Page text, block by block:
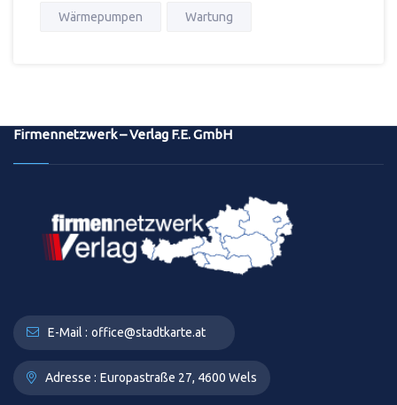
Wärmepumpen Wartung
Firmennetzwerk – Verlag F.E. GmbH
E-Mail : office@stadtkarte.at
Adresse : Europastraße 27, 4600 Wels